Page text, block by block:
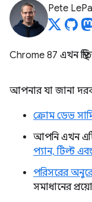
Pete
Chrome 87 এখন
আপনার যা জানা
ক্রোম ডেভ
আপনি এখন
প্যান, টিল্ট
পরিসরের
সমাধানের